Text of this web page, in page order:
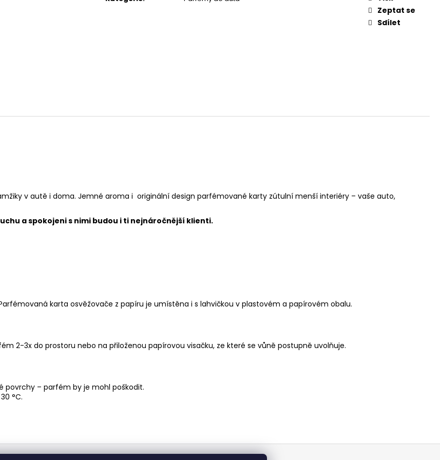
Zeptat se
Sdílet
v autě i doma. Jemné aroma i originální design parfémované karty zútulní menší interiéry – vaše auto,
a spokojeni s nimi budou i ti nejnáročnější klienti.
karta osvěžovače z papíru je umístěna i s lahvičkou v plastovém a papírovém obalu.
2-3x do prostoru nebo na přiloženou papírovou visačku, ze které se vůně postupně uvolňuje.
povrchy – parfém by je mohl poškodit.
°C.